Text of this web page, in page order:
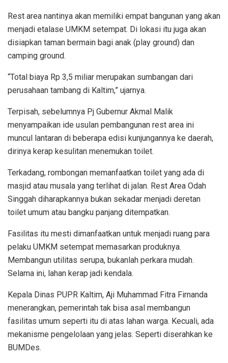
Rest area nantinya akan memiliki empat bangunan yang akan
menjadi etalase UMKM setempat. Di lokasi itu juga akan
disiapkan taman bermain bagi anak (play ground) dan
camping ground.
“Total biaya Rp 3,5 miliar merupakan sumbangan dari
perusahaan tambang di Kaltim,” ujarnya.
Terpisah, sebelumnya Pj Gubernur Akmal Malik
menyampaikan ide usulan pembangunan rest area ini
muncul lantaran di beberapa edisi kunjungannya ke daerah,
dirinya kerap kesulitan menemukan toilet.
Terkadang, rombongan memanfaatkan toilet yang ada di
masjid atau musala yang terlihat di jalan. Rest Area Odah
Singgah diharapkannya bukan sekadar menjadi deretan
toilet umum atau bangku panjang ditempatkan.
Fasilitas itu mesti dimanfaatkan untuk menjadi ruang para
pelaku UMKM setempat memasarkan produknya.
Membangun utilitas serupa, bukanlah perkara mudah.
Selama ini, lahan kerap jadi kendala.
Kepala Dinas PUPR Kaltim, Aji Muhammad Fitra Firnanda
menerangkan, pemerintah tak bisa asal membangun
fasilitas umum seperti itu di atas lahan warga. Kecuali, ada
mekanisme pengelolaan yang jelas. Seperti diserahkan ke
BUMDes.